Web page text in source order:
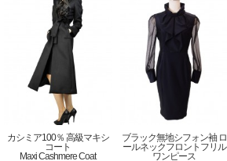
カシミア100％ 高級マキシ
コート
Maxi Cashmere Coat
ブラック無地シフォン袖 ロ
ールネックフロントフリル
ワンピース